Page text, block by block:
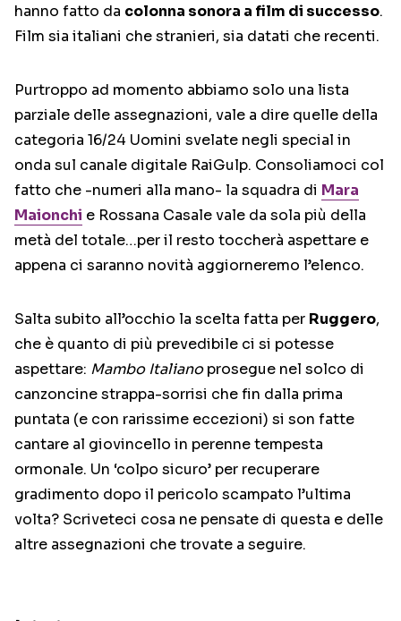
hanno fatto da colonna sonora a film di successo.
Film sia italiani che stranieri, sia datati che recenti.
Purtroppo ad momento abbiamo solo una lista
parziale delle assegnazioni, vale a dire quelle della
categoria 16/24 Uomini svelate negli special in
onda sul canale digitale RaiGulp. Consoliamoci col
fatto che -numeri alla mano- la squadra di Mara
Maionchi e Rossana Casale vale da sola più della
metà del totale…per il resto toccherà aspettare e
appena ci saranno novità aggiorneremo l’elenco.
Salta subito all’occhio la scelta fatta per Ruggero,
che è quanto di più prevedibile ci si potesse
aspettare: Mambo Italianoprosegue nel solco di
canzoncine strappa-sorrisi che fin dalla prima
puntata (e con rarissime eccezioni) si son fatte
cantare al giovincello in perenne tempesta
ormonale. Un ‘colpo sicuro’ per recuperare
gradimento dopo il pericolo scampato l’ultima
volta? Scriveteci cosa ne pensate di questa e delle
altre assegnazioni che trovate a seguire.